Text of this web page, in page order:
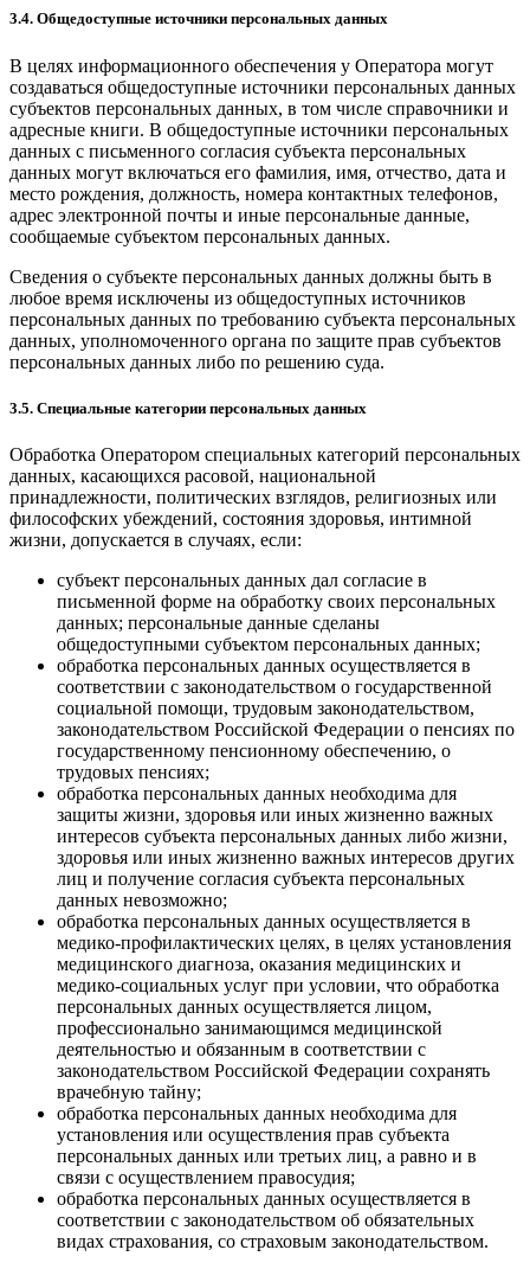
3.4. Общедоступные источники персональных данных
В целях информационного обеспечения у Оператора могут
создаваться общедоступные источники персональных данных
субъектов персональных данных, в том числе справочники и
адресные книги. В общедоступные источники персональных
данных с письменного согласия субъекта персональных
данных могут включаться его фамилия, имя, отчество, дата и
место рождения, должность, номера контактных телефонов,
адрес электронной почты и иные персональные данные,
сообщаемые субъектом персональных данных.
Сведения о субъекте персональных данных должны быть в
любое время исключены из общедоступных источников
персональных данных по требованию субъекта персональных
данных, уполномоченного органа по защите прав субъектов
персональных данных либо по решению суда.
3.5. Специальные категории персональных данных
Обработка Оператором специальных категорий персональных
данных, касающихся расовой, национальной
принадлежности, политических взглядов, религиозных или
философских убеждений, состояния здоровья, интимной
жизни, допускается в случаях, если:
субъект персональных данных дал согласие в
письменной форме на обработку своих персональных
данных; персональные данные сделаны
общедоступными субъектом персональных данных;
обработка персональных данных осуществляется в
соответствии с законодательством о государственной
социальной помощи, трудовым законодательством,
законодательством Российской Федерации о пенсиях по
государственному пенсионному обеспечению, о
трудовых пенсиях;
обработка персональных данных необходима для
защиты жизни, здоровья или иных жизненно важных
интересов субъекта персональных данных либо жизни,
здоровья или иных жизненно важных интересов других
лиц и получение согласия субъекта персональных
данных невозможно;
обработка персональных данных осуществляется в
медико-профилактических целях, в целях установления
медицинского диагноза, оказания медицинских и
медико-социальных услуг при условии, что обработка
персональных данных осуществляется лицом,
профессионально занимающимся медицинской
деятельностью и обязанным в соответствии с
законодательством Российской Федерации сохранять
врачебную тайну;
обработка персональных данных необходима для
установления или осуществления прав субъекта
персональных данных или третьих лиц, а равно и в
связи с осуществлением правосудия;
обработка персональных данных осуществляется в
соответствии с законодательством об обязательных
видах страхования, со страховым законодательством.